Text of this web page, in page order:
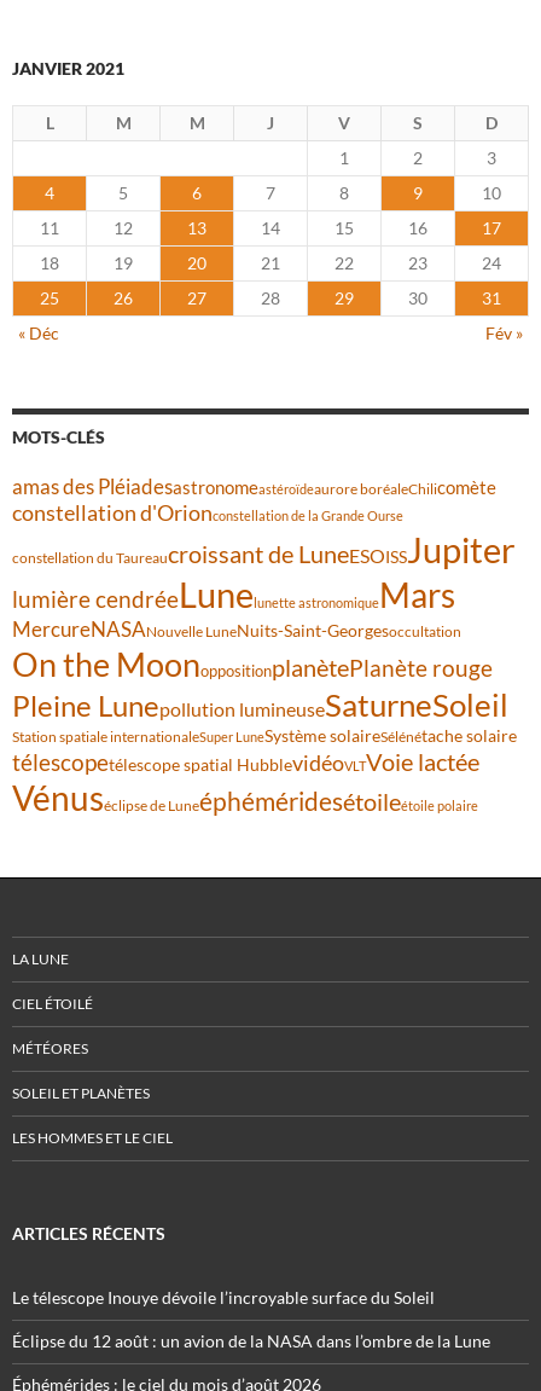
JANVIER 2021
L M M J V S
D
1
2
3
4
5 6 7 8 9
10
11
12 13 14 15 16
17
18
19 20 21 22 23
24
25
26 27 28 29 30
31
« Déc
Fév »
MOTS-CLÉS
amas des Pléiadesastronomeastéroïdeaurore boréaleChilicomète
constellation d'Orionconstellation de la Grande Ourse
constellation du Taureaucroissant de LuneESOISSJupiter
lumière cendréeLunelunette astronomiqueMars
MercureNASANouvelle LuneNuits-Saint-Georgesoccultation
On the MoonoppositionplanètePlanète rouge
Pleine Lunepollution lumineuseSaturneSoleil
Station spatiale internationaleSuper LuneSystème solaireSélénétache solaire
télescopetélescope spatial HubblevidéoVLTVoie lactée
Vénuséclipse de Luneéphéméridesétoileétoile polaire
LA LUNE
CIEL ÉTOILÉ
MÉTÉORES
SOLEIL ET PLANÈTES
LES HOMMES ET LE CIEL
ARTICLES RÉCENTS
Le télescope Inouye dévoile l’incroyable surface du Soleil
Éclipse du 12 août : un avion de la NASA dans l’ombre de la Lune
Éphémérides : le ciel du mois d’août 2026